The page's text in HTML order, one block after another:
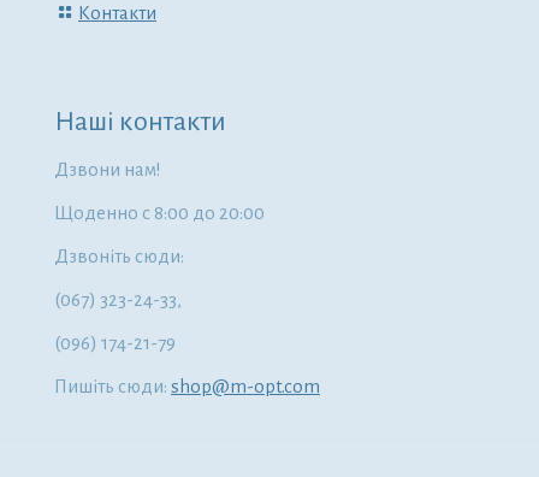
Контакти
Наші контакти
Дзвони нам!
Щоденно с 8:00 до 20:00
Дзвоніть сюди:
(067) 323-24-33,
(096) 174-21-79
Пишіть сюди: shop@m-opt.com